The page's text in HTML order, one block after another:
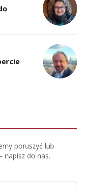
poruszyć lub
napisz do nas.